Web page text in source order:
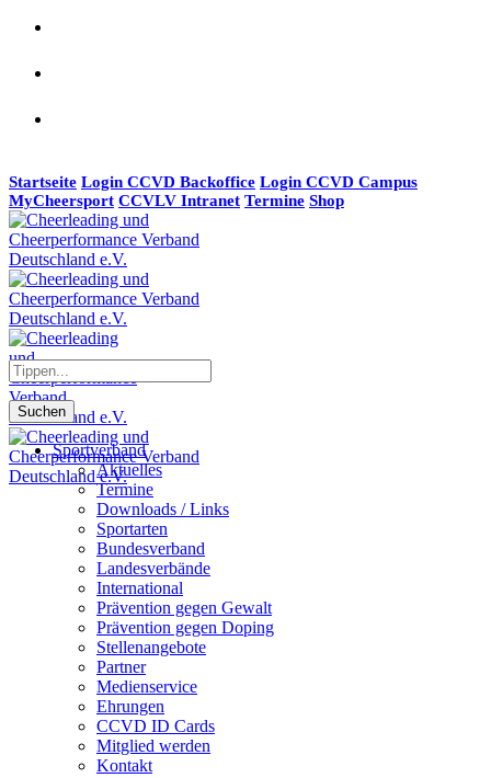
Startseite Login CCVD Backoffice Login CCVD Campus
MyCheersport CCVLV Intranet Termine Shop
Suchen
Sportverband
Aktuelles
Termine
Downloads / Links
Sportarten
Bundesverband
Landesverbände
International
Prävention gegen Gewalt
Prävention gegen Doping
Stellenangebote
Partner
Medienservice
Ehrungen
CCVD ID Cards
Mitglied werden
Kontakt